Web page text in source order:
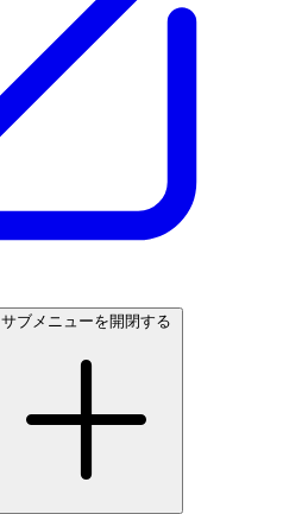
サブメニューを開閉する